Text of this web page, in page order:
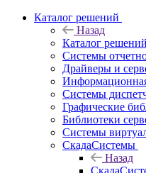
Каталог решений
Назад
Каталог решений
Системы
Драйверы и
Системы
Графические
Библиотеки
Системы
СкадаСистемы
Назад